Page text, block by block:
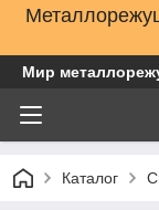
Мир
Каталог